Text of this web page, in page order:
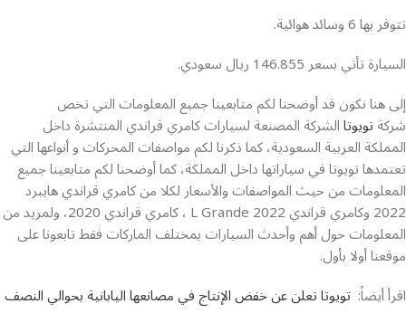
تتوفر بها 6 وسائد هوائية.
السيارة تأتي بسعر 146.855 ريال سعودي.
إلى هنا نكون قد أوضحنا لكم متابعينا جميع المعلومات التي تخص
شركةتويوتاالشركة المصنعة لسيارات كامري قراندي المنتشرة داخل
المملكة العربية السعودية، كما ذكرنا لكم مواصفات المحركات و أنواعها التي
تعتمدها تويوتا في سياراتها داخل المملكة، كما أوضحنا لكم متابعينا جميع
المعلومات من حيث المواصفات والأسعار لكلا من كامري قراندي هايبرد
2022 وكامري قراندي L Grande 2022 ، كامري قراندي 2020، ولمزيد من
المعلومات حول أهم وأحدث السيارات بمختلف الماركات فقط تابعونا على
موقعنا أولا بأول.
اقرأ أيضاً: تويوتا تعلن عن خفض الإنتاج في مصانعها اليابانية بحوالي النصف